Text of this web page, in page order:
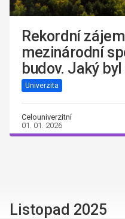
Rekordní
mezinárodní
budov. Jaký
Univerzita
Celouniverzitní
01. 01. 2026
Listopad 2025